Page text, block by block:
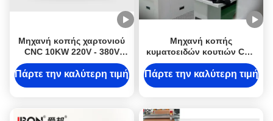
Μηχανή κοπής χαρτονιού
CNC 10KW 220V - 380V
Μηχανή κοπής χαρτονιού
CNC
Πάρτε την καλύτερη τιμή
Μηχανή κοπής
κυματοειδών κουτιών CNC
με εργαλεία κοπής και
πλέξης μαχαιριού.
Πάρτε την καλύτερη τιμή